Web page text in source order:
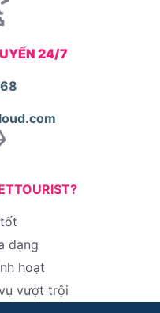
24/7
dạng
hoạt
vượt trội